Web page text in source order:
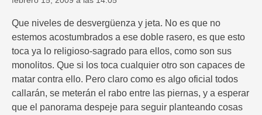
Que niveles de desvergüenza y jeta. No es que no
estemos acostumbrados a ese doble rasero, es que esto
toca ya lo religioso-sagrado para ellos, como son sus
monolitos. Que si los toca cualquier otro son capaces de
matar contra ello. Pero claro como es algo oficial todos
callarán, se meterán el rabo entre las piernas, y a esperar
que el panorama despeje para seguir planteando cosas